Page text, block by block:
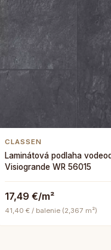
CLASSEN
Laminátová podlaha
Visiogrande WR 56015
17,49 €/m²
41,40 € / balenie (2,367 m²)